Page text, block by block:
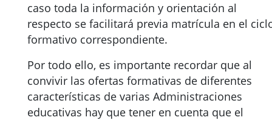
caso toda la información y orientación al
respecto se facilitará previa matrícula en el
formativo correspondiente.
Por todo ello, es importante recordar que al
convivir las ofertas formativas de diferentes
características de varias Administraciones
educativas hay que tener en cuenta que el